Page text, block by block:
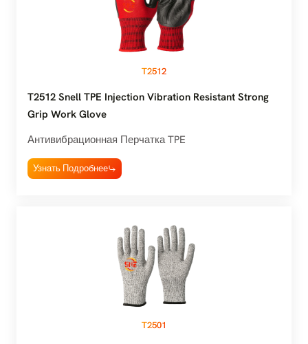
T2512
T2512 Snell TPE Injection Vibration Resistant Strong
Grip Work Glove
Антивибрационная Перчатка TPE
Узнать Подробнее
T2501